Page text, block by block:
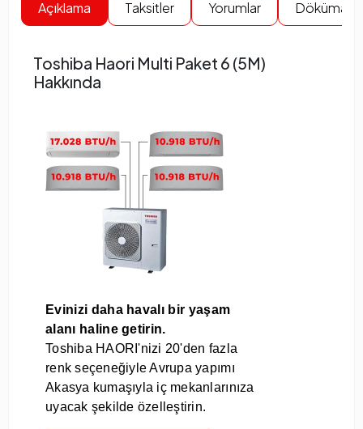
Açıklama Taksitler Yorumlar
Toshiba Haori Multi Paket 6 (5M)
Hakkında
Evinizi daha havalı bir yaşam
alanı haline getirin.
Toshiba HAORI'nizi 20'den fazla
renk seçeneğiyle Avrupa yapımı
Akasya kumaşıyla iç mekanlarınıza
uyacak şekilde özelleştirin.